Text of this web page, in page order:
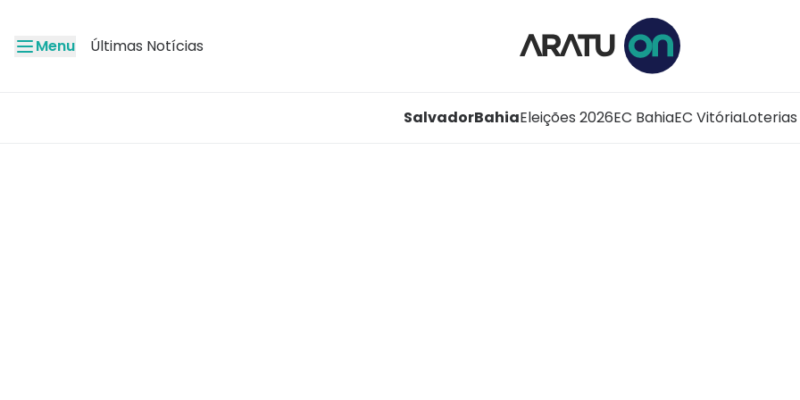
Menu Últimas Notícias
SalvadorBahiaEleições 2026EC BahiaEC VitóriaLoterias